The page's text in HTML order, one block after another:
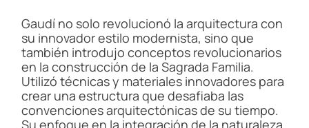
Gaudí no solo revolucionó la arquitectura con
su innovador estilo modernista, sino que
también introdujo conceptos revolucionarios
en la construcción de la Sagrada Familia.
Utilizó técnicas y materiales innovadores para
crear una estructura que desafiaba las
convenciones arquitectónicas de su tiempo.